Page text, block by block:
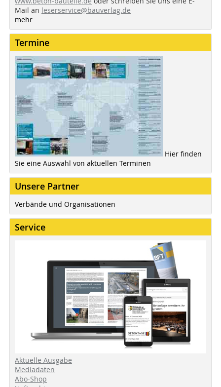
Mail an leserservice@bauverlag.de
mehr
Termine
Hier finden
Sie eine Auswahl von aktuellen Terminen
Unsere Partner
Verbände und Organisationen
Service
Aktuelle Ausgabe
Mediadaten
Abo-Shop